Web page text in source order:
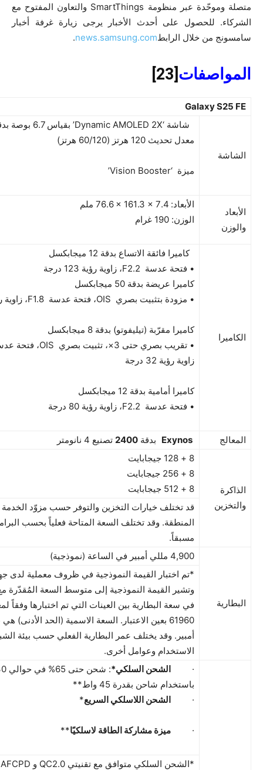
متصلة وموحّدة عبر منظومة SmartThings والتعاون المفتوح مع
الشركاء. للحصول على أحدث الأخبار يرجى زيارة غرفة أخبار
سامسونج من خلال الرابطnews.samsung.com
.
المواصفات[23]
Galaxy S25 FE
الشاشة
شاشة ‘Dynamic AMOLED 2X’ بقياس 6.7 بوصة بدقة +FHD
معدل تحديث 120 هرتز (60/120 هرتز)
ميزة ‘Vision Booster’
الأبعاد
والوزن
الأبعاد: ‎76.6 × 161.3 × 7.4 ملم
الوزن: ‎190 غرام
الكاميرا
كاميرا فائقة الاتساع بدقة 12 ميجابكسل
• فتحة عدسة F2.2، زاوية رؤية 123 درجة
كاميرا عريضة بدقة 50 ميجابكسل
• مزودة بتثبيت بصري OIS، فتحة عدسة F1.8، زاوية رؤية 84 درجة
كاميرا مقرّبة (تيليفوتو) بدقة 8 ميجابكسل
زاوية رؤية 32 درجة
كاميرا أمامية بدقة 12 ميجابكسل
• فتحة عدسة F2.2، زاوية رؤية 80 درجة
المعالج بدقة 2400 تصنيع 4 نانومتر
الذاكرة
والتخزين
8 + 128 جيجابايت
8 + 256 جيجابايت
8 + 512 جيجابايت
قد تختلف خيارات التخزين والتوفر حسب مزوّد الخدمة
المنطقة. وقد تختلف السعة المتاحة فعلياً بحسب
مسبقاً.
البطارية
4,900 مللي أمبير في الساعة (نموذجية)
*تم اختبار القيمة النموذجية في ظروف معملية لدى
وتشير القيمة النموذجية إلى متوسط السعة المُقدّرة
أمبير. وقد يختلف عمر البطارية الفعلي حسب بيئة
الاستخدام وعوامل أخرى.
· الشحن السلكي*
باستخدام شاحن بقدرة 45 واط**
· الشحن اللاسلكي السريع*
· ميزة مشاركة الطاقة لاسلكيًا**
*الشحن السلكي متوافق مع تقنيتي QC2.0 و AFCPD.